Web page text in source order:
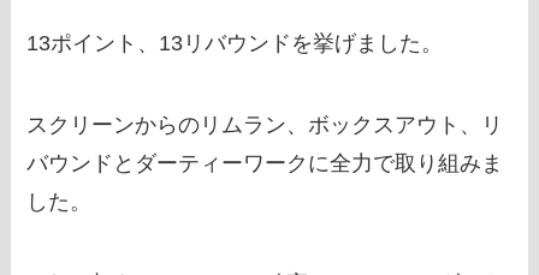
13ポイント、13リバウンドを挙げました。
スクリーンからのリムラン、ボックスアウト、リ
バウンドとダーティーワークに全力で取り組みま
した。